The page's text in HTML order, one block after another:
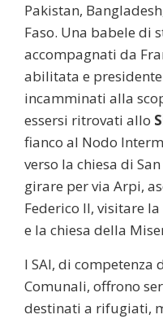
Pakistan,
Faso. Una babele di
accompagnati da
abilitata e
incamminati alla
essersi ritrovati allo
fianco al Nodo
verso la chiesa di
girare per via Arpi,
Federico II, visitare
e la chiesa della
I SAI, di
Comunali, offrono
destinati a rifugiati,